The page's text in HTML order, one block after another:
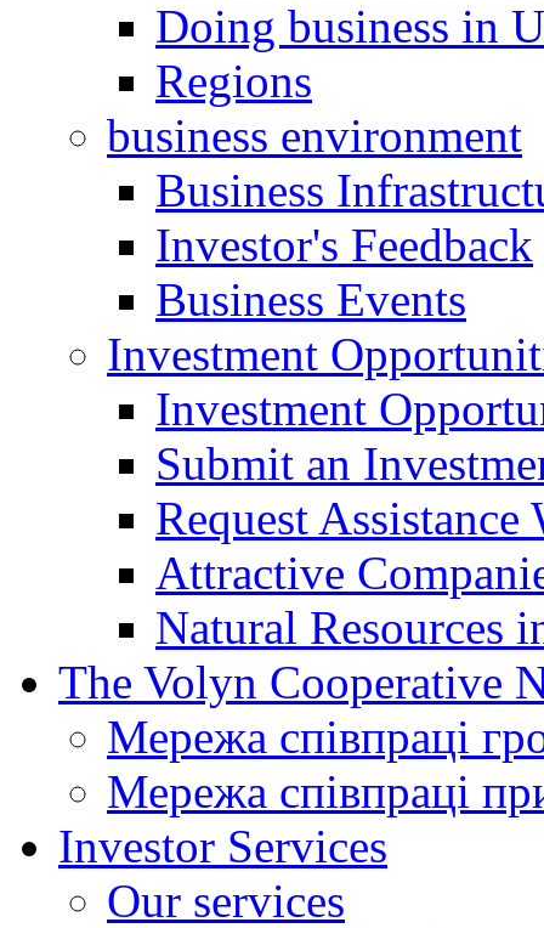
Doing business in
Regions
business environment
Business
Investor's Feedback
Business Events
Investment
Investment
Submit an
Request
Attractive
Natural Resources
The Volyn Cooperative
Мережа співпраці
Мережа співпраці
Investor Services
Our services